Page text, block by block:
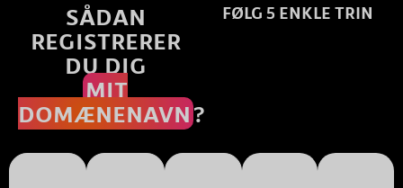
SÅDAN
REGISTRERER
DU DIG
MIT
DOMÆNENAVN ?
FØLG 5 ENKLE TRIN